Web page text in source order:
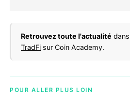
Retrouvez toute l'actualité
TradFi sur Coin Academy.
POUR ALLER PLUS LOIN